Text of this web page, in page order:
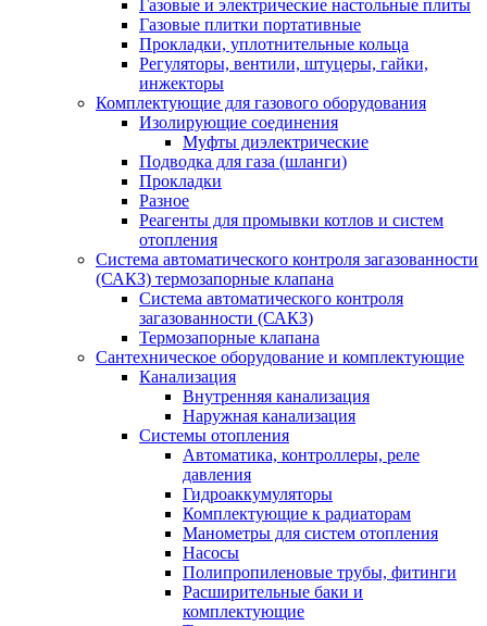
Газовые и электрические настольные плиты
Газовые плитки портативные
Прокладки, уплотнительные кольца
Регуляторы, вентили, штуцеры, гайки,
инжекторы
Комплектующие для газового оборудования
Изолирующие соединения
Муфты диэлектрические
Подводка для газа (шланги)
Прокладки
Разное
Реагенты для промывки котлов и систем
отопления
Система автоматического контроля загазованности
(САКЗ) термозапорные клапана
Система автоматического контроля
загазованности (САКЗ)
Термозапорные клапана
Сантехническое оборудование и комплектующие
Канализация
Внутренняя канализация
Наружная канализация
Системы отопления
Автоматика, контроллеры, реле
давления
Гидроаккумуляторы
Комплектующие к радиаторам
Манометры для систем отопления
Насосы
Полипропиленовые трубы, фитинги
Расширительные баки и
комплектующие